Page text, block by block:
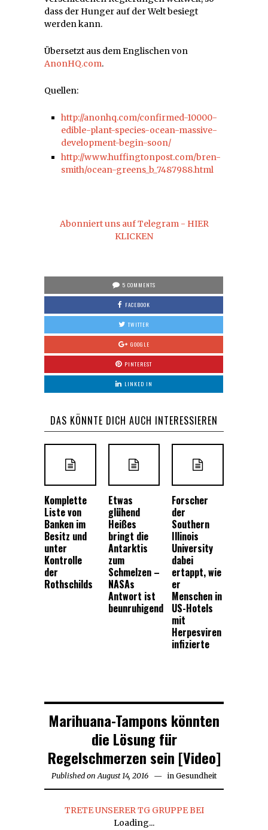
dass der Hunger auf der Welt besiegt
werden kann.
Übersetzt aus dem Englischen von
AnonHQ.com.
Quellen:
http://anonhq.com/confirmed-10000-
edible-plant-species-ocean-massive-
development-begin-soon/
http://www.huffingtonpost.com/bren-
smith/ocean-greens_b_7487988.html
Abonniert uns auf Telegram - HIER
KLICKEN
5 COMMENTS
FACEBOOK
TWITTER
GOOGLE
PINTEREST
LINKED IN
DAS KÖNNTE DICH AUCH INTERESSIEREN
Komplette
Liste von
Banken im
Besitz und
unter
Kontrolle
der
Rothschilds
Etwas
glühend
Heißes
bringt die
Antarktis
zum
Schmelzen –
NASAs
Antwort ist
beunruhigend
Forscher
der
Southern
Illinois
University
dabei
ertappt, wie
er
Menschen in
US-Hotels
mit
Herpesviren
infizierte
Marihuana-Tampons könnten
die Lösung für
Regelschmerzen sein [Video]
Published on August 14, 2016Augustin Gesundheit
TRETE UNSERER TG GRUPPE BEI
Loading...